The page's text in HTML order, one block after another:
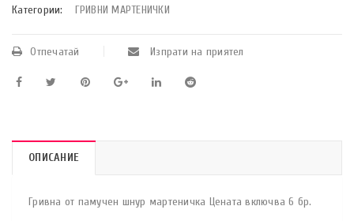
Категории: ГРИВНИ МАРТЕНИЧКИ
Отпечатай Изпрати на приятел
ОПИСАНИЕ
Гривна от памучен шнур мартеничка Цената включва 6 бр.